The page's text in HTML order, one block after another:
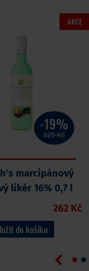
-19%
325 Kč
marcipánový
likér 16% 0,7 l
262 Kč
do košíku
AKCE